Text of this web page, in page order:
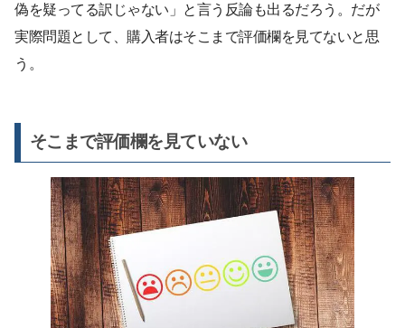
偽を疑ってる訳じゃない」と言う反論も出るだろう。だが
実際問題として、購入者はそこまで評価欄を見てないと思
う。
そこまで評価欄を見ていない